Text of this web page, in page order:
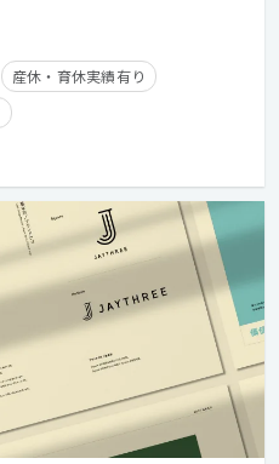
産休・育休実績有り